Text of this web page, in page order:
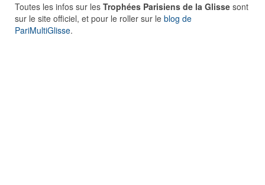
Toutes les infos sur les Trophées Parisiens de la Glisse sont
sur le site officiel, et pour le roller sur le blog de
PariMultiGlisse.